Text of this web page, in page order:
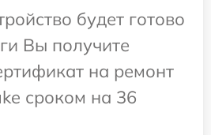
будет готово
Вы получите
на ремонт
сроком на 36